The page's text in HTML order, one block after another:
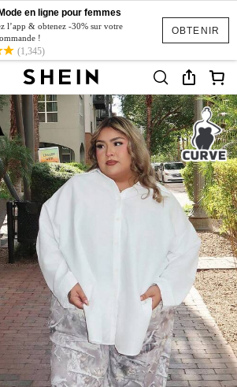
OBTENIR
en ligne pour femmes
l’app & obtenez -30% sur votre
!
(1,345)